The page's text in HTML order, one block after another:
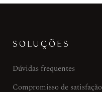
SOLUÇÕES
Dúvidas frequentes
Compromisso de satisfação